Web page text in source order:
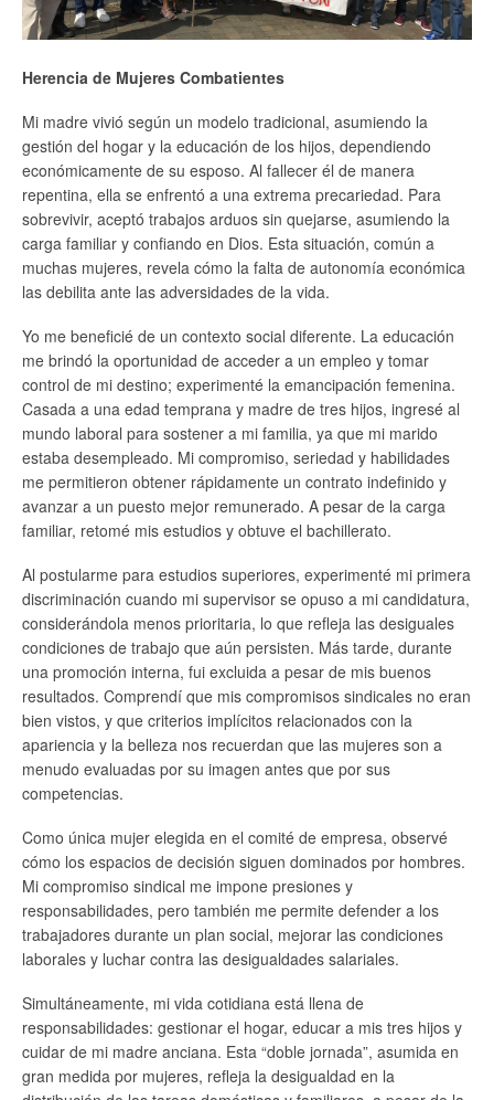
Herencia de Mujeres Combatientes
Mi madre vivió según un modelo tradicional, asumiendo la
gestión del hogar y la educación de los hijos, dependiendo
económicamente de su esposo. Al fallecer él de manera
repentina, ella se enfrentó a una extrema precariedad. Para
sobrevivir, aceptó trabajos arduos sin quejarse, asumiendo la
carga familiar y confiando en Dios. Esta situación, común a
muchas mujeres, revela cómo la falta de autonomía económica
las debilita ante las adversidades de la vida.
Yo me beneficié de un contexto social diferente. La educación
me brindó la oportunidad de acceder a un empleo y tomar
control de mi destino; experimenté la emancipación femenina.
Casada a una edad temprana y madre de tres hijos, ingresé al
mundo laboral para sostener a mi familia, ya que mi marido
estaba desempleado. Mi compromiso, seriedad y habilidades
me permitieron obtener rápidamente un contrato indefinido y
avanzar a un puesto mejor remunerado. A pesar de la carga
familiar, retomé mis estudios y obtuve el bachillerato.
Al postularme para estudios superiores, experimenté mi primera
discriminación cuando mi supervisor se opuso a mi candidatura,
considerándola menos prioritaria, lo que refleja las desiguales
condiciones de trabajo que aún persisten. Más tarde, durante
una promoción interna, fui excluida a pesar de mis buenos
resultados. Comprendí que mis compromisos sindicales no eran
bien vistos, y que criterios implícitos relacionados con la
apariencia y la belleza nos recuerdan que las mujeres son a
menudo evaluadas por su imagen antes que por sus
competencias.
Como única mujer elegida en el comité de empresa, observé
cómo los espacios de decisión siguen dominados por hombres.
Mi compromiso sindical me impone presiones y
responsabilidades, pero también me permite defender a los
trabajadores durante un plan social, mejorar las condiciones
laborales y luchar contra las desigualdades salariales.
Simultáneamente, mi vida cotidiana está llena de
responsabilidades: gestionar el hogar, educar a mis tres hijos y
cuidar de mi madre anciana. Esta “doble jornada”, asumida en
gran medida por mujeres, refleja la desigualdad en la